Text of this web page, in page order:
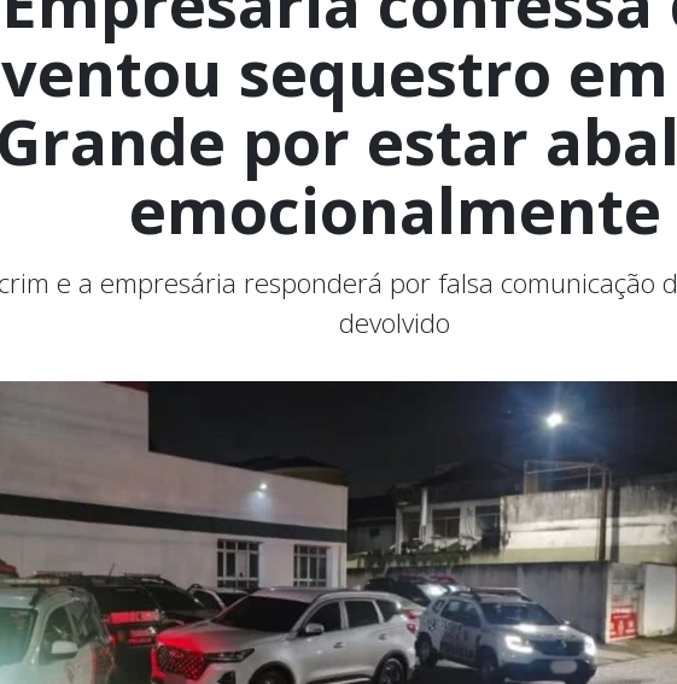
sequestro
Grande por estar
emocionalmente
e a empresária responderá por falsa comunicação
devolvido